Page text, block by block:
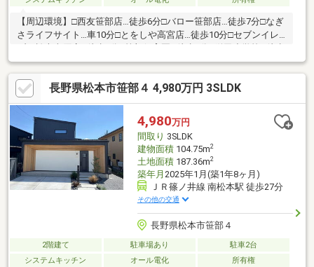
【周辺環境】□西友笹部店…徒歩6分□バロー笹部店…徒歩7分□なぎ
さライフサイト…車10分□とをしや高宮店…徒歩10分□セブンイレ
27分□鎌田中学校…徒歩23分【おすすめポイント】◆2025年築の
築浅3LDK 開放感ある吹抜けや、 カフェ気分を楽しめるテラス
付♪ 洗練されたこだわりデザイン。◆太陽光発電搭載で家計に
嬉しい！◆約3帖のパントリー、WIC・ECLなど 収納充実で常に
綺麗な室内を保てます。◆スーパー、ドラッグストア徒歩圏内
最寄りコンビニまで徒歩4分 生活利便性も良好です。
長野県松本市笹部４ 4,980万円 3SLDK
4,980万円
間取り 3SLDK
建物面積104.75m2
土地面積187.36m2
築年月 2025年1月(築1年8ヶ月)
ＪＲ篠ノ井線 南松本駅 徒歩27分
その他の交通
長野県松本市笹部４
2階建て 駐車場あり
駐車2台
システムキッチン
オール電化 所有権